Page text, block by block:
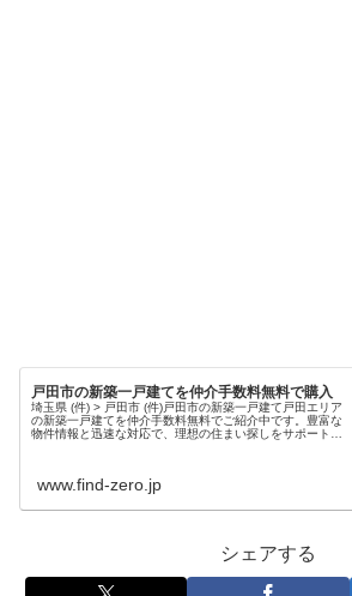
戸田市の新築一戸建てを仲介手数料無料で購入
埼玉県 (件) > 戸田市 (件)戸田市の新築一戸建て戸田エリア
の新築一戸建てを仲介手数料無料でご紹介中です。豊富な
物件情報と迅速な対応で、理想の住まい探しをサポートし
www.find-zero.jp
シェアする